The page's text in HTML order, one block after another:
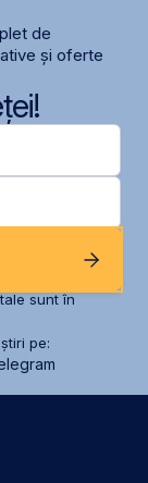
de
și oferte
sunt în
pe: